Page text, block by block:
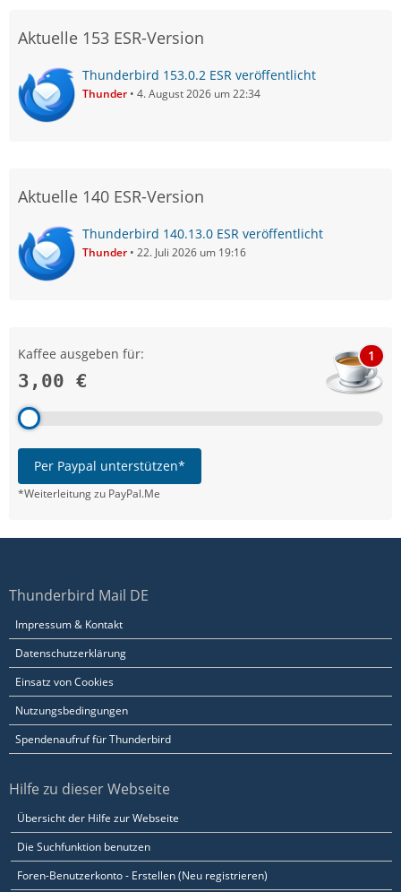
Aktuelle 153 ESR-Version
Thunderbird 153.0.2 ESR veröffentlicht
Thunder 4. August 2026 um 22:34
Aktuelle 140 ESR-Version
Thunderbird 140.13.0 ESR veröffentlicht
Thunder 22. Juli 2026 um 19:16
Kaffee ausgeben für:
3,00 €
1
Per Paypal unterstützen*
*Weiterleitung zu PayPal.Me
Thunderbird Mail DE
Impressum & Kontakt
Datenschutzerklärung
Einsatz von Cookies
Nutzungsbedingungen
Spendenaufruf für Thunderbird
Hilfe zu dieser Webseite
Übersicht der Hilfe zur Webseite
Die Suchfunktion benutzen
Foren-Benutzerkonto - Erstellen (Neu registrieren)